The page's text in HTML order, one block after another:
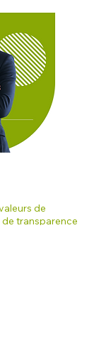
de
transparence